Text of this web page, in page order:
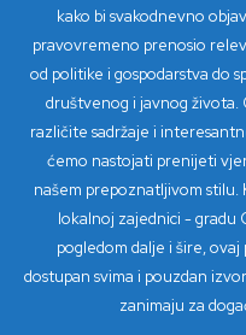
kako bi svakodnevno
pravovremeno prenosio
od politike i gospodarstva do
društvenog i javnog života.
različite sadržaje i
ćemo nastojati prenijeti
našem prepoznatljivom stilu.
lokalnoj zajednici - gradu
pogledom dalje i šire,
dostupan svima i pouzdan
zanimaju za